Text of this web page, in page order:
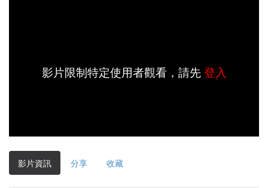
影片限制特定使用者觀看，請先登入
影片資訊 分享 收藏